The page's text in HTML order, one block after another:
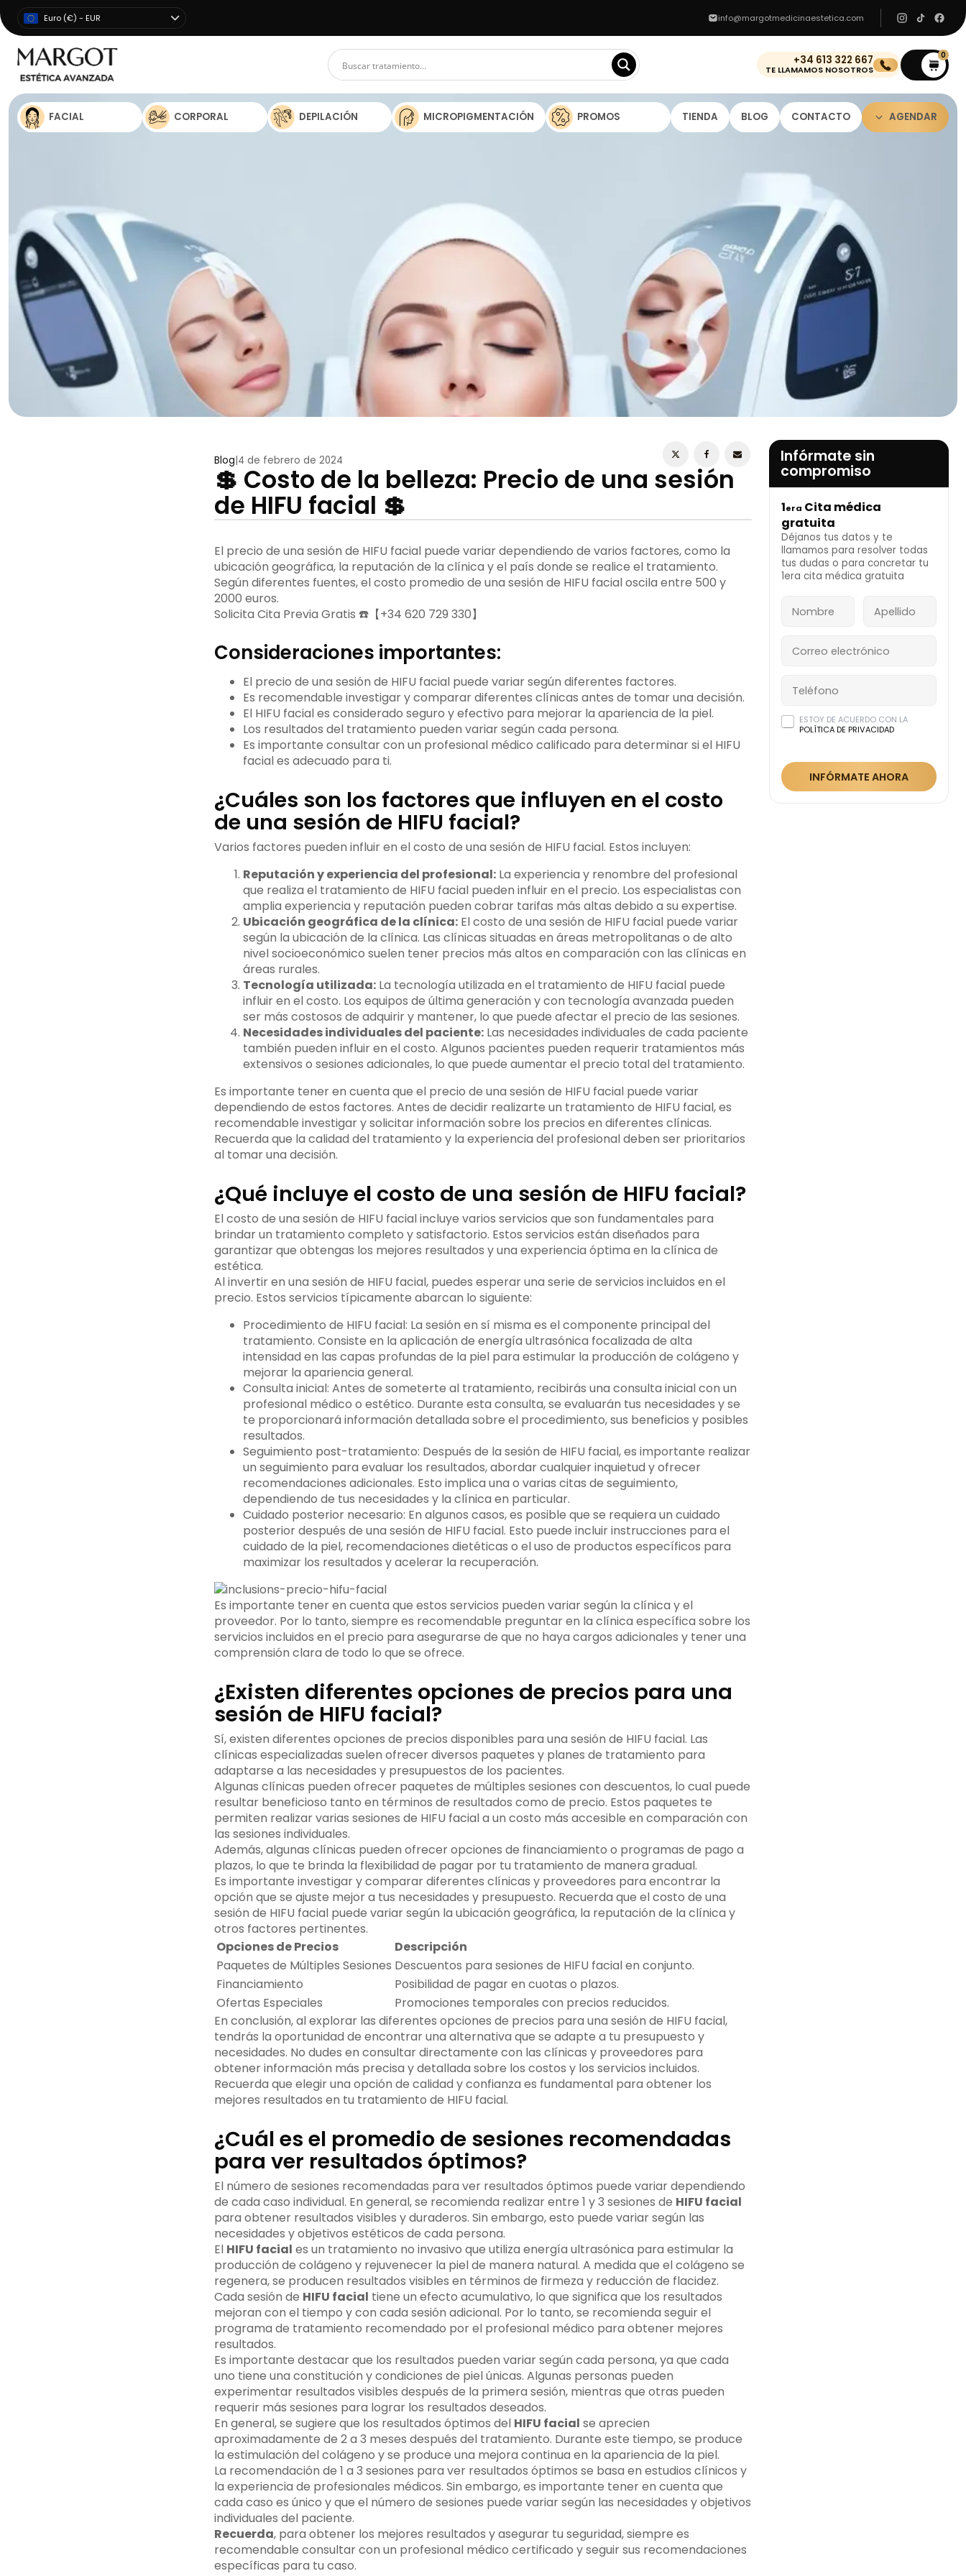
Euro (€) - EUR info@margotmedicinaestetica.com
+34 613 322 667
TE LLAMAMOS NOSOTROS
0
FACIAL CORPORAL DEPILACIÓN MICROPIGMENTACIÓN PROMOS TIENDA BLOG CONTACTO AGENDAR
ESTOY DE ACUERDO CON LA
PRIVACIDAD
INFÓRMATE AHORA
Blog 4 de febrero de 2024
💲 Costo de la belleza: Precio de una sesión
de HIFU facial 💲
El precio de una sesión de HIFU facial puede variar dependiendo de varios factores, como la
ubicación geográfica, la reputación de la clínica y el país donde se realice el tratamiento.
Según diferentes fuentes, el costo promedio de una sesión de HIFU facial oscila entre 500 y
2000 euros.
Solicita Cita Previa Gratis ☎️【+34 620 729 330】
Consideraciones importantes:
El precio de una sesión de HIFU facial puede variar según diferentes factores.
Es recomendable investigar y comparar diferentes clínicas antes de tomar una decisión.
El HIFU facial es considerado seguro y efectivo para mejorar la apariencia de la piel.
Los resultados del tratamiento pueden variar según cada persona.
Es importante consultar con un profesional médico calificado para determinar si el HIFU
facial es adecuado para ti.
¿Cuáles son los factores que influyen en el costo
de una sesión de HIFU facial?
Varios factores pueden influir en el costo de una sesión de HIFU facial. Estos incluyen:
Reputación y experiencia del profesional:La experiencia y renombre del profesional
que realiza el tratamiento de HIFU facial pueden influir en el precio. Los especialistas con
amplia experiencia y reputación pueden cobrar tarifas más altas debido a su expertise.
Ubicación geográfica de la clínica:El costo de una sesión de HIFU facial puede variar
según la ubicación de la clínica. Las clínicas situadas en áreas metropolitanas o de alto
nivel socioeconómico suelen tener precios más altos en comparación con las clínicas en
áreas rurales.
Tecnología utilizada:La tecnología utilizada en el tratamiento de HIFU facial puede
influir en el costo. Los equipos de última generación y con tecnología avanzada pueden
ser más costosos de adquirir y mantener, lo que puede afectar el precio de las sesiones.
Necesidades individuales del paciente:Las necesidades individuales de cada paciente
también pueden influir en el costo. Algunos pacientes pueden requerir tratamientos más
extensivos o sesiones adicionales, lo que puede aumentar el precio total del tratamiento.
Es importante tener en cuenta que el precio de una sesión de HIFU facial puede variar
dependiendo de estos factores. Antes de decidir realizarte un tratamiento de HIFU facial, es
recomendable investigar y solicitar información sobre los precios en diferentes clínicas.
Recuerda que la calidad del tratamiento y la experiencia del profesional deben ser prioritarios
al tomar una decisión.
¿Qué incluye el costo de una sesión de HIFU facial?
El costo de una sesión de HIFU facial incluye varios servicios que son fundamentales para
brindar un tratamiento completo y satisfactorio. Estos servicios están diseñados para
garantizar que obtengas los mejores resultados y una experiencia óptima en la clínica de
estética.
Al invertir en una sesión de HIFU facial, puedes esperar una serie de servicios incluidos en el
precio. Estos servicios típicamente abarcan lo siguiente:
Procedimiento de HIFU facial: La sesión en sí misma es el componente principal del
tratamiento. Consiste en la aplicación de energía ultrasónica focalizada de alta
intensidad en las capas profundas de la piel para estimular la producción de colágeno y
mejorar la apariencia general.
Consulta inicial: Antes de someterte al tratamiento, recibirás una consulta inicial con un
profesional médico o estético. Durante esta consulta, se evaluarán tus necesidades y se
te proporcionará información detallada sobre el procedimiento, sus beneficios y posibles
resultados.
Seguimiento post-tratamiento: Después de la sesión de HIFU facial, es importante realizar
un seguimiento para evaluar los resultados, abordar cualquier inquietud y ofrecer
recomendaciones adicionales. Esto implica una o varias citas de seguimiento,
dependiendo de tus necesidades y la clínica en particular.
Cuidado posterior necesario: En algunos casos, es posible que se requiera un cuidado
posterior después de una sesión de HIFU facial. Esto puede incluir instrucciones para el
cuidado de la piel, recomendaciones dietéticas o el uso de productos específicos para
maximizar los resultados y acelerar la recuperación.
Es importante tener en cuenta que estos servicios pueden variar según la clínica y el
proveedor. Por lo tanto, siempre es recomendable preguntar en la clínica específica sobre los
servicios incluidos en el precio para asegurarse de que no haya cargos adicionales y tener una
comprensión clara de todo lo que se ofrece.
¿Existen diferentes opciones de precios para una
sesión de HIFU facial?
Sí, existen diferentes opciones de precios disponibles para una sesión de HIFU facial. Las
clínicas especializadas suelen ofrecer diversos paquetes y planes de tratamiento para
adaptarse a las necesidades y presupuestos de los pacientes.
Algunas clínicas pueden ofrecer paquetes de múltiples sesiones con descuentos, lo cual puede
resultar beneficioso tanto en términos de resultados como de precio. Estos paquetes te
permiten realizar varias sesiones de HIFU facial a un costo más accesible en comparación con
las sesiones individuales.
Además, algunas clínicas pueden ofrecer opciones de financiamiento o programas de pago a
plazos, lo que te brinda la flexibilidad de pagar por tu tratamiento de manera gradual.
Es importante investigar y comparar diferentes clínicas y proveedores para encontrar la
opción que se ajuste mejor a tus necesidades y presupuesto. Recuerda que el costo de una
sesión de HIFU facial puede variar según la ubicación geográfica, la reputación de la clínica y
otros factores pertinentes.
Opciones de Precios
Descripción
Paquetes de Múltiples Sesiones Descuentos para sesiones de HIFU facial en conjunto.
Financiamiento
Posibilidad de pagar en cuotas o plazos.
Ofertas Especiales
Promociones temporales con precios reducidos.
En conclusión, al explorar las diferentes opciones de precios para una sesión de HIFU facial,
tendrás la oportunidad de encontrar una alternativa que se adapte a tu presupuesto y
necesidades. No dudes en consultar directamente con las clínicas y proveedores para
obtener información más precisa y detallada sobre los costos y los servicios incluidos.
Recuerda que elegir una opción de calidad y confianza es fundamental para obtener los
mejores resultados en tu tratamiento de HIFU facial.
¿Cuál es el promedio de sesiones recomendadas
para ver resultados óptimos?
El número de sesiones recomendadas para ver resultados óptimos puede variar dependiendo
de cada caso individual. En general, se recomienda realizar entre 1 y 3 sesiones de HIFU facial
para obtener resultados visibles y duraderos. Sin embargo, esto puede variar según las
necesidades y objetivos estéticos de cada persona.
El HIFU facial es un tratamiento no invasivo que utiliza energía ultrasónica para estimular la
producción de colágeno y rejuvenecer la piel de manera natural. A medida que el colágeno se
regenera, se producen resultados visibles en términos de firmeza y reducción de flacidez.
Cada sesión de HIFU facial tiene un efecto acumulativo, lo que significa que los resultados
mejoran con el tiempo y con cada sesión adicional. Por lo tanto, se recomienda seguir el
programa de tratamiento recomendado por el profesional médico para obtener mejores
resultados.
Es importante destacar que los resultados pueden variar según cada persona, ya que cada
uno tiene una constitución y condiciones de piel únicas. Algunas personas pueden
experimentar resultados visibles después de la primera sesión, mientras que otras pueden
requerir más sesiones para lograr los resultados deseados.
En general, se sugiere que los resultados óptimos del HIFU facial se aprecien
aproximadamente de 2 a 3 meses después del tratamiento. Durante este tiempo, se produce
la estimulación del colágeno y se produce una mejora continua en la apariencia de la piel.
La recomendación de 1 a 3 sesiones para ver resultados óptimos se basa en estudios clínicos y
la experiencia de profesionales médicos. Sin embargo, es importante tener en cuenta que
cada caso es único y que el número de sesiones puede variar según las necesidades y objetivos
individuales del paciente.
Recuerda, para obtener los mejores resultados y asegurar tu seguridad, siempre es
recomendable consultar con un profesional médico certificado y seguir sus recomendaciones
específicas para tu caso.
Infórmate sin
compromiso
1era Cita médica
gratuita
Déjanos tus datos y te
llamamos para resolver todas
tus dudas o para concretar tu
1era cita médica gratuita
ESTOY DE ACUERDO CON LA
POLÍTICA DE PRIVACIDAD
INFÓRMATE AHORA